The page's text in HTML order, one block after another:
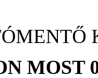
MOST